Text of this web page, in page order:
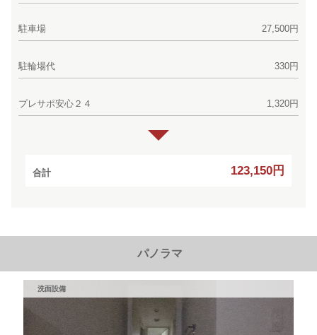
駐車場 27,500円
駐輪場代 330円
プレサポ安心２４ 1,320円
合計 123,150円
パノラマ
洗面設備